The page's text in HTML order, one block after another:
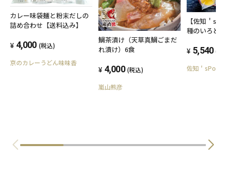
カレー味袋麺と粉末だしの
詰め合わせ【送料込み】
4,000 (税込)
京のカレーうどん味味香
鯛茶漬け（天草真鯛ごまだ
れ漬け）6食
4,000 (税込)
嵐山熊彦
【佐知＇
種のいろど
5,540 (税
佐知＇